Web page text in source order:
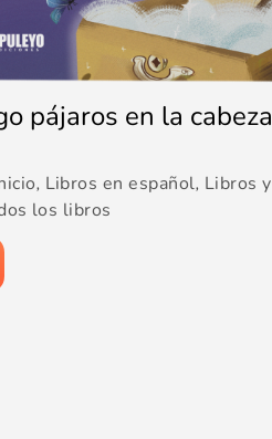
pájaros en la cabeza
, Libros en español, Libros y
los libros